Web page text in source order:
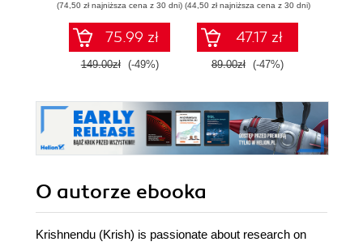
(74,50 zł najniższa cena z 30 dni)
75.99 zł
149.00zł (-49%)
probabilistycznym.
Wydanie III
(44,50 zł najniższa cena z 30 dni)
47.17 zł
89.00zł (-47%)
O autorze ebooka
Krishnendu (Krish) is passionate about research on